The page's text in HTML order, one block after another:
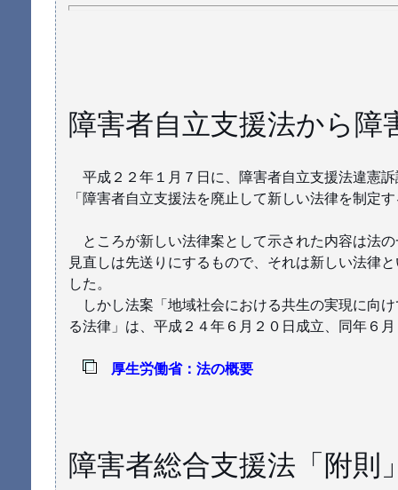
障害者自立支援法から障
平成２２年１月７日に、障害者自立支援法違憲
「障害者自立支援法を廃止して新しい法律を制定
ところが新しい法律案として示された内容は法
見直しは先送りにするもので、それは新しい法律
した。
しかし法案「地域社会における共生の実現に向
る法律」は、平成２４年６月２０日成立、同年６
厚生労働省：法の概要
障害者総合支援法「附則